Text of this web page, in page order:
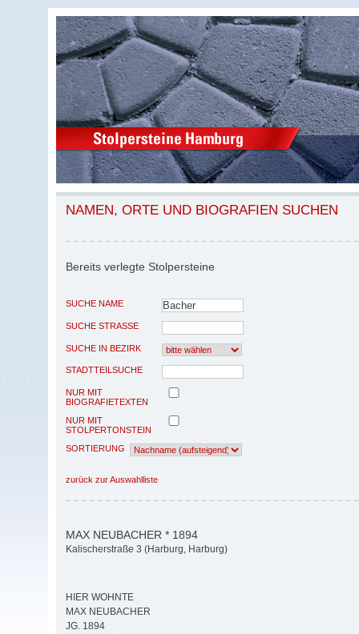
NAMEN, ORTE UND BIOGRAFIEN SUCHEN
Bereits verlegte Stolpersteine
SUCHE NAME
SUCHE STRASSE
SUCHE IN BEZIRK
STADTTEILSUCHE
NUR MIT
BIOGRAFIETEXTEN
NUR MIT
STOLPERTONSTEIN
SORTIERUNG
zurück zur Auswahlliste
MAX NEUBACHER * 1894
Kalischerstraße 3 (Harburg, Harburg)
HIER WOHNTE
MAX NEUBACHER
JG. 1894